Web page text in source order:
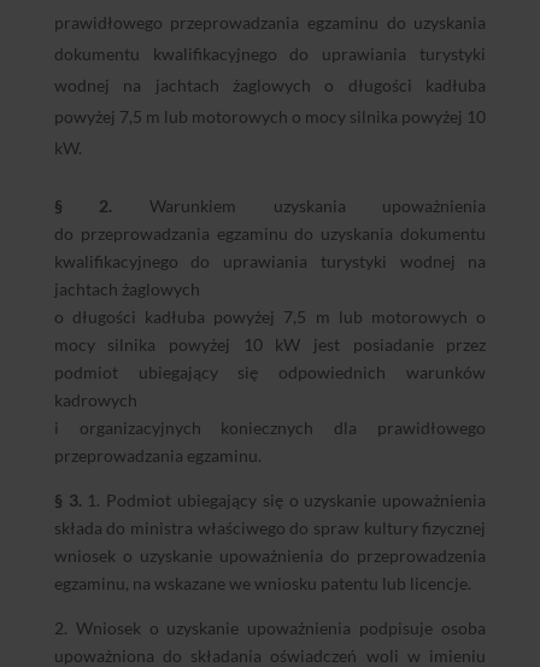
prawidłowego przeprowadzania egzaminu do uzyskania
dokumentu kwalifikacyjnego do uprawiania turystyki
wodnej na jachtach żaglowych o długości kadłuba
powyżej 7,5 m lub motorowych o mocy silnika powyżej 10
kW.
§ 2. Warunkiem uzyskania upoważnienia
do przeprowadzania egzaminu do uzyskania dokumentu
kwalifikacyjnego do uprawiania turystyki wodnej na
jachtach żaglowych
o długości kadłuba powyżej 7,5 m lub motorowych o
mocy silnika powyżej 10 kW jest posiadanie przez
podmiot ubiegający się odpowiednich warunków
kadrowych
i organizacyjnych koniecznych dla prawidłowego
przeprowadzania egzaminu.
§ 3. 1. Podmiot ubiegający się o uzyskanie upoważnienia
składa do ministra właściwego do spraw kultury fizycznej
wniosek o uzyskanie upoważnienia do przeprowadzenia
egzaminu, na wskazane we wniosku patentu lub licencje.
2. Wniosek o uzyskanie upoważnienia podpisuje osoba
upoważniona do składania oświadczeń woli w imieniu